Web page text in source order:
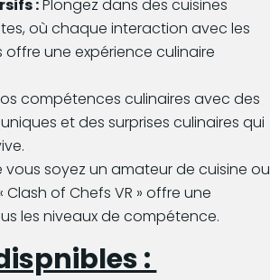
:Plongez dans des cuisines
où chaque interaction avec les
offre une expérience culinaire
compétences culinaires avec des
et des surprises culinaires qui
vous soyez un amateur de cuisine ou
of Chefs VR » offre une
les niveaux de compétence.
: